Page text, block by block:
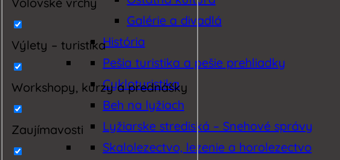
Výlety – turistika
Workshopy, kurzy a prednášky
Zaujímavosti
Galérie a divadlá
História
Pešia turistika a pešie prehliadky
Cykloturistika
Beh na lyžiach
Lyžiarske strediská – Snehové správy
Skalolezectvo, lezenie a horolezectvo